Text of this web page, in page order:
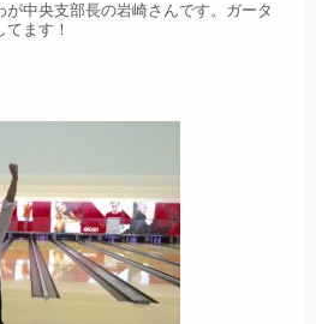
中央支部長の岩崎さんです。ガータ
ます！